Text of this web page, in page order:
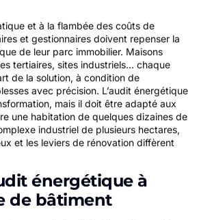
et à la flambée des coûts de
et gestionnaires doivent repenser la
de leur parc immobilier. Maisons
tertiaires, sites industriels… chaque
de la solution, à condition de
avec précision. L’audit énergétique
mais il doit être adapté aux
une habitation de quelques dizaines de
industriel de plusieurs hectares,
et les leviers de rénovation diffèrent
énergétique à
de bâtiment